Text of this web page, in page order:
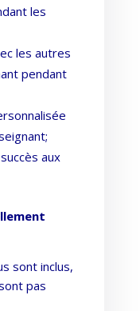
les
les autres
pendant
aux
sont inclus,
pas